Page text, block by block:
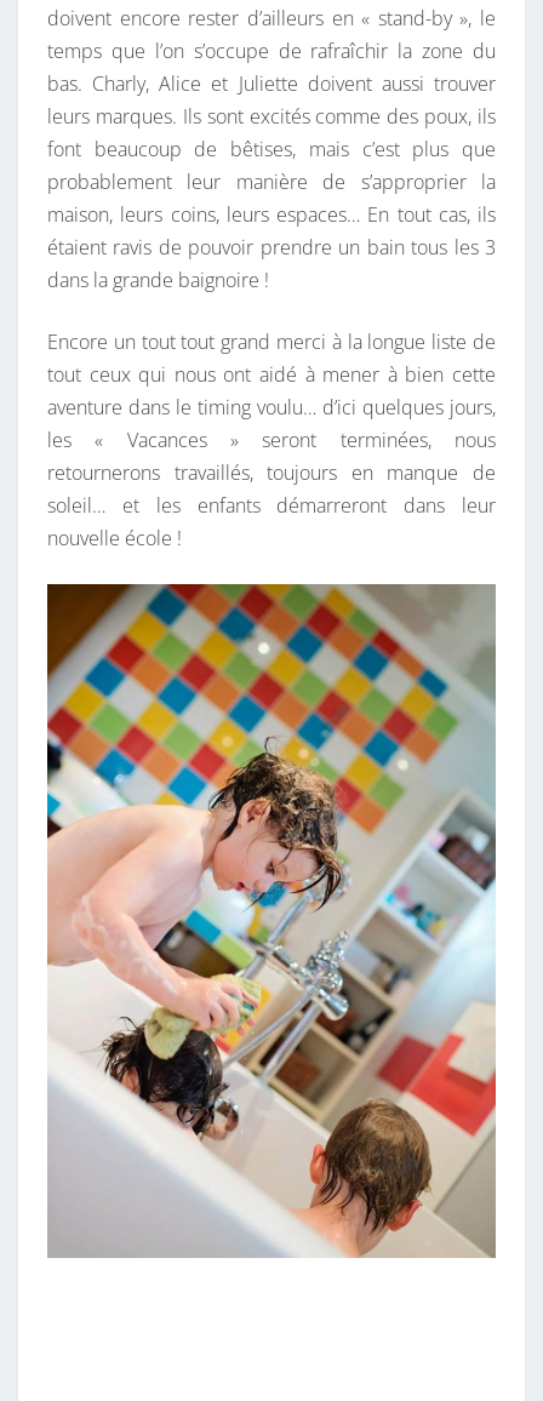
doivent encore rester d’ailleurs en « stand-by », le
temps que l’on s’occupe de rafraîchir la zone du
bas. Charly, Alice et Juliette doivent aussi trouver
leurs marques. Ils sont excités comme des poux, ils
font beaucoup de bêtises, mais c’est plus que
probablement leur manière de s’approprier la
maison, leurs coins, leurs espaces… En tout cas, ils
étaient ravis de pouvoir prendre un bain tous les 3
dans la grande baignoire !
Encore un tout tout grand merci à la longue liste de
tout ceux qui nous ont aidé à mener à bien cette
aventure dans le timing voulu… d’ici quelques jours,
les « Vacances » seront terminées, nous
retournerons travaillés, toujours en manque de
soleil… et les enfants démarreront dans leur
nouvelle école !